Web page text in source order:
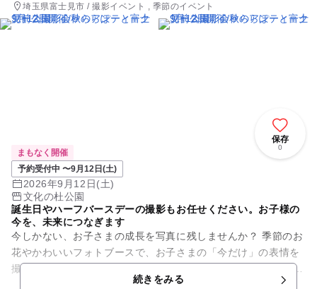
埼玉県富士見市 / 撮影イベント , 季節のイベント
保存
0
まもなく開催
予約受付中 〜9月12日(土)
2026年9月12日(土)
文化の杜公園
誕生日やハーフバースデーの撮影もお任せください。お子様の
今を、未来につなぎます
今しかない、お子さまの成長を写真に残しませんか？ 季節のお
花やかわいいフォトブースで、お子さまの「今だけ」の表情を
撮影します。 今回はの秋のアンティークフォトブースで開催い
続きをみる